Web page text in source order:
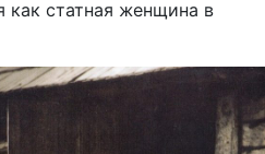
как статная женщина в